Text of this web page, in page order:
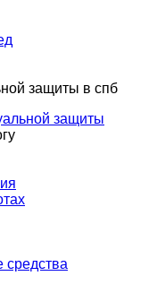
защиты
средства